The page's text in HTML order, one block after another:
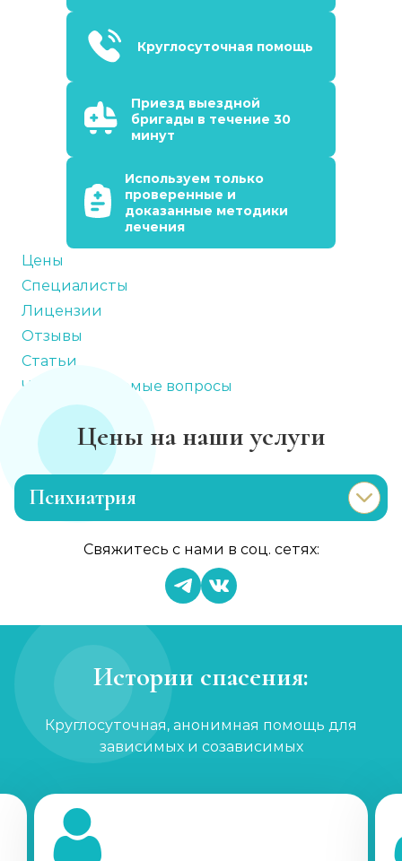
Круглосуточная помощь
Приезд выездной
бригады в течение 30
минут
Используем только
проверенные и
доказанные методики
лечения
Цены
Специалисты
Лицензии
Отзывы
Статьи
Часто задаваемые вопросы
Цены на наши услуги
Психиатрия
Скорая психиатрическая помощь
от 5 000 ₽ Записаться
от 2 500 ₽/сеанс Записаться
Свяжитесь с нами в соц. сетях:
Истории спасения:
Круглосуточная, анонимная помощь для
зависимых и созависимых